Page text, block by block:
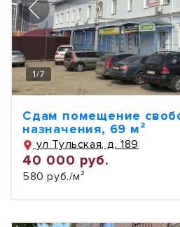
1/7
Сдам помещение
назначения, 69 м²
ул Тульская, д. 189
40 000 руб.
580 руб./м²